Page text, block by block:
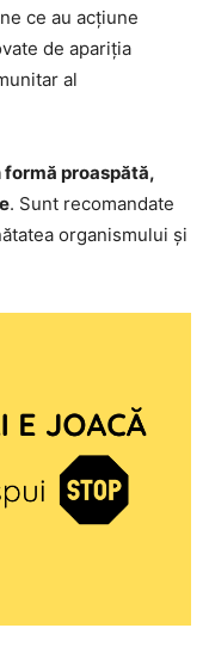
ce au acțiune
de apariția
al
proaspătă,
. Sunt recomandate
organismului și